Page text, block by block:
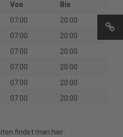
Von
Bis
07:00
20:00
07:00
20:00
07:00
20:00
07:00
20:00
07:00
20:00
07:00 20:00
findet man hier: